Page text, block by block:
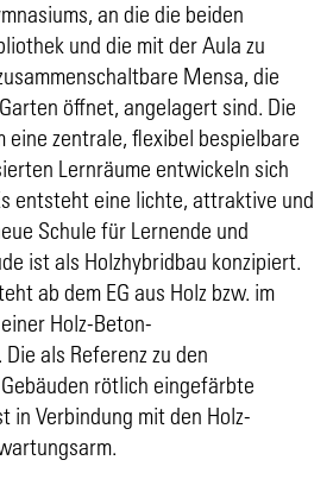
an die die beiden
und die mit der Aula zu
Mensa, die
öffnet, angelagert sind. Die
eine zentrale, flexibel bespielbare
Lernräume entwickeln sich
entsteht eine lichte, attraktive und
Schule für Lernende und
ist als Holzhybridbau konzipiert.
ab dem EG aus Holz bzw. im
Holz-Beton-
als Referenz zu den
rötlich eingefärbte
in Verbindung mit den Holz-